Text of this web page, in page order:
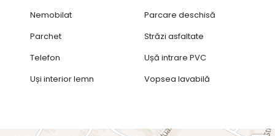
Nemobilat
Parcare deschisă
Parchet
Străzi asfaltate
Telefon
Ușă intrare PVC
Uși interior lemn
Vopsea lavabilă